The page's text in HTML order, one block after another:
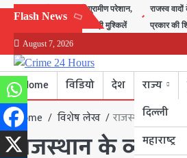
Skip
content
Flash News
बीरा गांव में जलभराव से ग्रामीण परेशान,
स्कूल जाने वाले बच्चों की बढ़ी मुश्किलें
राजस्व
प्रकार की
August 7, 2026
Home विडियो देश
राज्य
दिल्ली
महाराष्ट्र
Home विशेष लेख राजस्थान के
राजस्थान के